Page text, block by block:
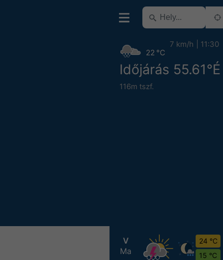
Időjárás
116m tszf.
22 °C
7 km/h 11:30
V
Ma
24 °C
15 °C